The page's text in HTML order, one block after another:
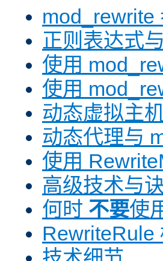
mod_rewrite
正则表达式
使用
使用
动态虚拟主
动态代理与
使用
高级技术与
何时 不要使
RewriteRule